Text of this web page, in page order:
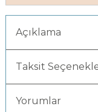
Açıklama
Taksit
Yorumlar